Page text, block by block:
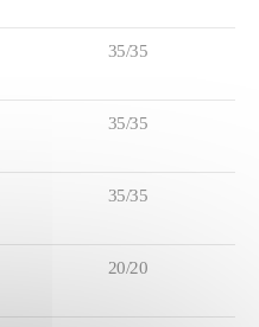
35/35
35/35
35/35
20/20